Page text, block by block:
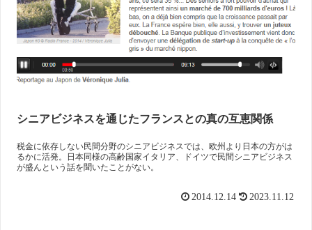
シニアビジネスを通じたフランスとの真の互恵関係
税金に依存しない民間分野のシニアビジネスでは、欧州より日本の方がは
るかに活発。日本同様の高齢国家イタリア、ドイツで民間シニアビジネス
が盛んという話を聞いたことがない。
2014.12.14 2023.11.12